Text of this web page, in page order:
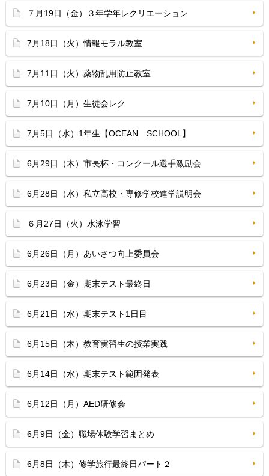
７月19日（金）３年学年レクリエーション
7月18日（火）情報モラル教室
7月11日（火）薬物乱用防止教室
7月10日（月）生徒会レク
7月5日（水）1年生【OCEAN SCHOOL】
6月29日（木）市長杯・コンクール選手激励会
6月28日（水）私立高校・専修学校進学説明会
６月27日（火）水泳学習
6月26日（月）あいさつ向上委員会
6月23日（金）期末テスト最終日
6月21日（水）期末テスト1日目
6月15日（木）教育実習生の授業実践
6月14日（水）期末テスト範囲発表
6月12日（月）AED研修会
6月9日（金）職場体験学習まとめ
6月8日（木）修学旅行最終日パート２